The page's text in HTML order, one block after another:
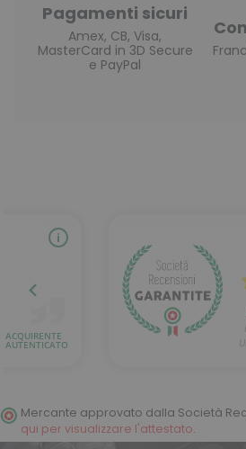
Pagamenti sicuri
Amex, CB, Visa,
MasterCard in 3D Secure
e PayPal
Mercante approvato dalla Società
qui per visualizzare l'attestato.